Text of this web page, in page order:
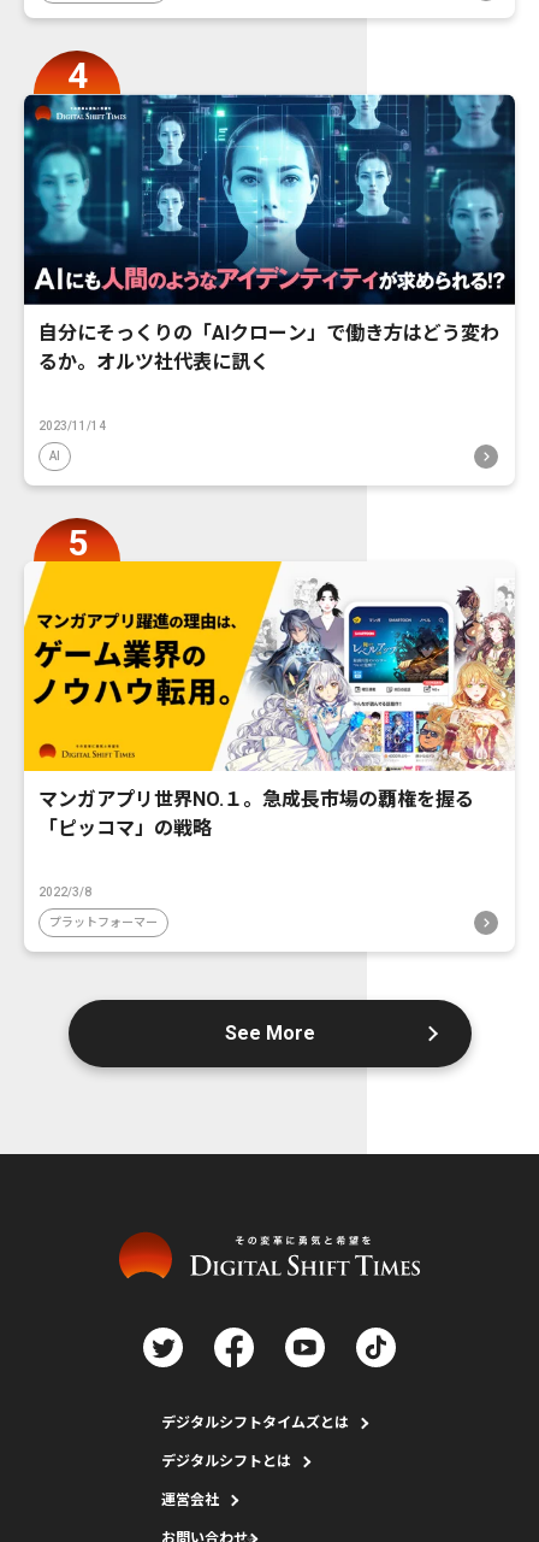
自分にそっくりの「AIクローン」で働き方はどう変わ
るか。オルツ社代表に訊く
2023/11/14
AI
マンガアプリ世界NO.１。急成長市場の覇権を握る
「ピッコマ」の戦略
2022/3/8
プラットフォーマー
See More
デジタルシフトタイムズとは
デジタルシフトとは
運営会社